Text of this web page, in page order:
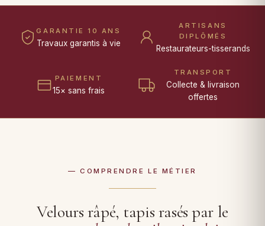
GARANTIE 10 ANS
Travaux garantis à vie
ARTISANS
DIPLÔMÉS
Restaurateurs-tisserands
PAIEMENT
15× sans frais
TRANSPORT
Collecte & livraison
offertes
— COMPRENDRE LE MÉTIER
Velours râpé, tapis rasés par le